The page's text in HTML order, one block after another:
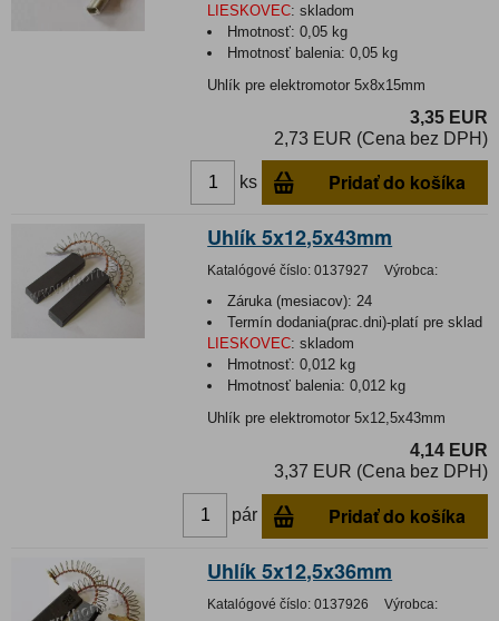
LIESKOVEC: skladom
Hmotnosť:0,05 kg
Hmotnosť balenia:0,05 kg
Uhlík pre elektromotor 5x8x15mm
3,35 EUR
2,73 EUR (Cena bez DPH)
ks Pridať do košíka
Uhlík 5x12,5x43mm
Katalógové číslo: 0137927 Výrobca:
Záruka (mesiacov): 24
Termín dodania(prac.dni)-platí pre sklad
LIESKOVEC: skladom
Hmotnosť:0,012 kg
Hmotnosť balenia:0,012 kg
Uhlík pre elektromotor 5x12,5x43mm
4,14 EUR
3,37 EUR (Cena bez DPH)
pár Pridať do košíka
Uhlík 5x12,5x36mm
Katalógové číslo: 0137926 Výrobca: